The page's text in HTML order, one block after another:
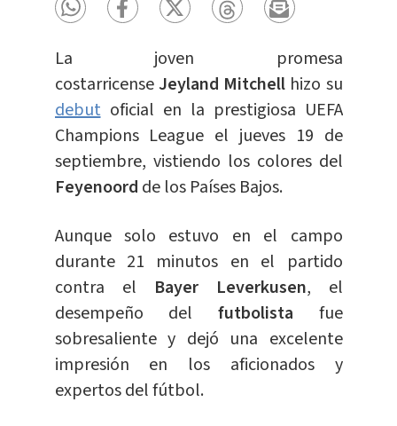
La joven promesa
costarricense Jeyland Mitchell hizo su
debutoficial en la prestigiosa UEFA
Champions League el jueves 19 de
septiembre, vistiendo los colores del
Feyenoord de los Países Bajos.
Aunque solo estuvo en el campo
durante 21 minutos en el partido
contra el Bayer Leverkusen, el
desempeño del futbolista fue
sobresaliente y dejó una excelente
impresión en los aficionados y
expertos del fútbol.